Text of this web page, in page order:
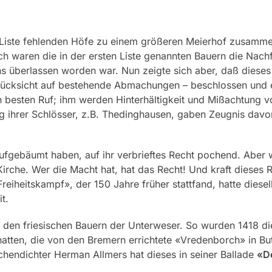
fehlenden Höfe zu einem größeren Meierhof
die in der ersten Liste genannten Bauern die
überlassen worden war. Nun zeigte sich aber, daß
auf bestehende Abmachungen – beschlossen
Ruf; ihm werden Hinterhältigkeit und Mißachtung
Schlösser, z.B. Thedinghausen, gaben Zeugnis
haben, auf ihr verbrieftes Recht pochend. Aber
Wer die Macht hat, hat das Recht! Und kraft dieses
der 150 Jahre früher stattfand, hatte
friesischen Bauern der Unterweser. So wurden 1418
die von den Bremern errichtete «Vredenborch» in
Herman Allmers hat dieses in seiner Ballade